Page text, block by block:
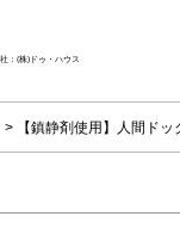
：(株)ドゥ・ハウス
【鎮静剤使用】人間ド